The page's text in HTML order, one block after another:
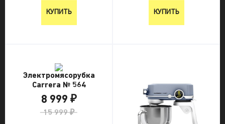
КУПИТЬ КУПИТЬ
Электромясорубка
Carrera № 564
8 999 ₽
15 999 ₽